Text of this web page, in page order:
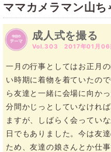
ママカメラマン山
成人式を撮る
Vol.303 2017年01月06
一月の行事としてはお正月
い時期に着物を着ていたの
ら友達と一緒に会場に向か
分間かじっとしていなけれ
ますが、しばらく会ってい
日でもありました。今は友
ため、友達の娘さんとか仕